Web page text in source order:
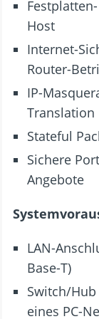
Host
Internet-
Router-
IP-
Translation
Stateful
Sichere
Angebote
LAN-
Base-T)
Switch/
eines PC-